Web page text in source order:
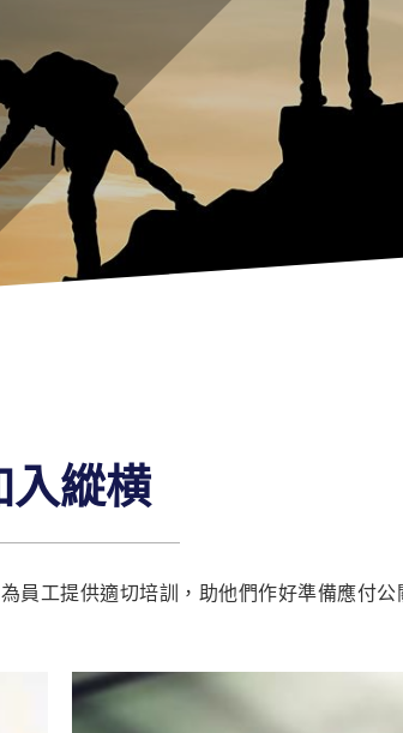
入縱横
工提供適切培訓，助他們作好準備應付公